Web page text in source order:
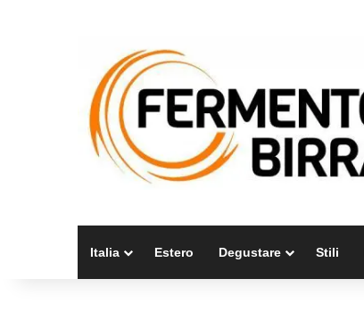
Italia Estero Degustare Stili